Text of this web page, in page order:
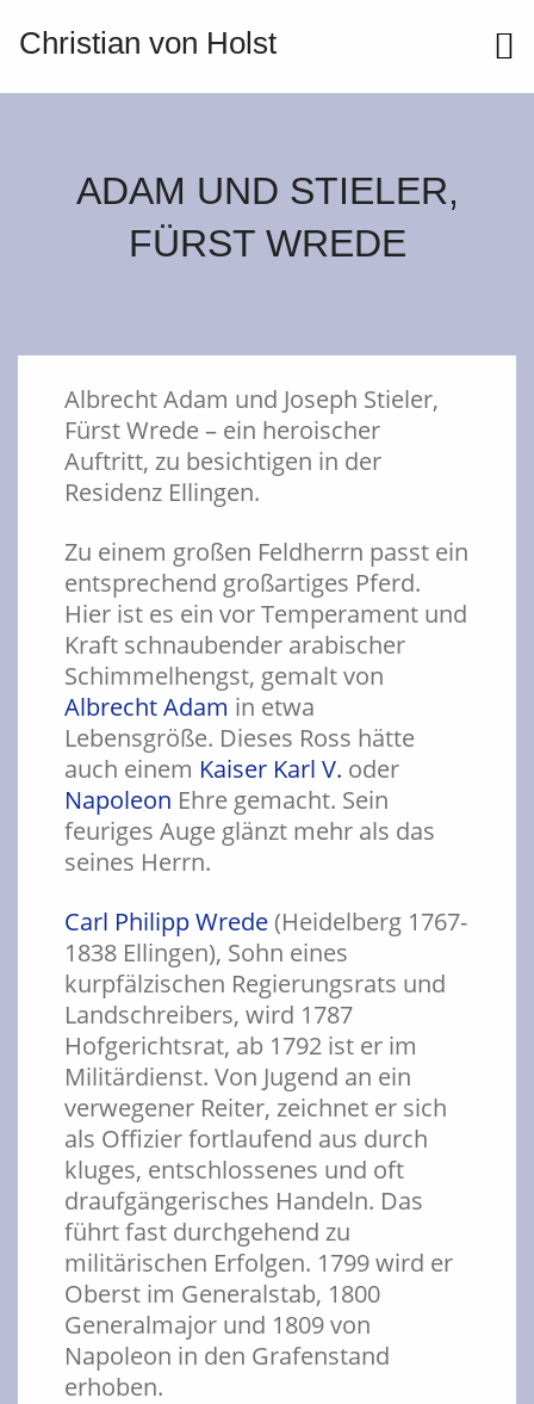
Christian von Holst
ADAM UND STIELER,
FÜRST WREDE
Albrecht Adam und Joseph Stieler,
Fürst Wrede – ein heroischer
Auftritt, zu besichtigen in der
Residenz Ellingen.
Zu einem großen Feldherrn passt ein
entsprechend großartiges Pferd.
Hier ist es ein vor Temperament und
Kraft schnaubender arabischer
Schimmelhengst, gemalt von
Albrecht Adam in etwa
Lebensgröße. Dieses Ross hätte
auch einem Kaiser Karl V. oder
Napoleon Ehre gemacht. Sein
feuriges Auge glänzt mehr als das
seines Herrn.
Carl Philipp Wrede(Heidelberg 1767-
1838 Ellingen), Sohn eines
kurpfälzischen Regierungsrats und
Landschreibers, wird 1787
Hofgerichtsrat, ab 1792 ist er im
Militärdienst. Von Jugend an ein
verwegener Reiter, zeichnet er sich
als Offizier fortlaufend aus durch
kluges, entschlossenes und oft
draufgängerisches Handeln. Das
führt fast durchgehend zu
militärischen Erfolgen. 1799 wird er
Oberst im Generalstab, 1800
Generalmajor und 1809 von
Napoleon in den Grafenstand
erhoben.